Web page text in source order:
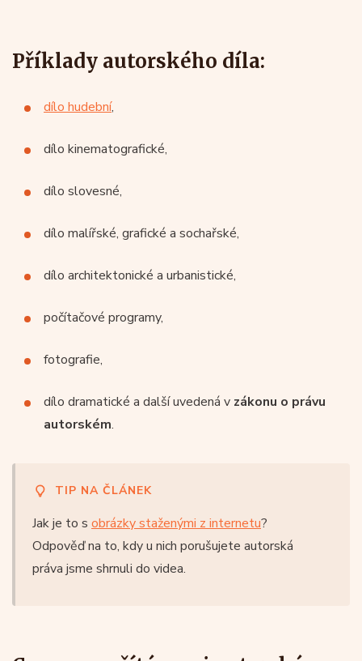
Příklady autorského díla:
dílo hudební,
dílo kinematografické,
dílo slovesné,
dílo malířské, grafické a sochařské,
dílo architektonické a urbanistické,
počítačové programy,
fotografie,
dílo dramatické a další uvedená v zákonu o právu
autorském.
TIP NA ČLÁNEK
Jak je to s obrázky staženými z internetu?
Odpověď na to, kdy u nich porušujete autorská
práva jsme shrnuli do videa.